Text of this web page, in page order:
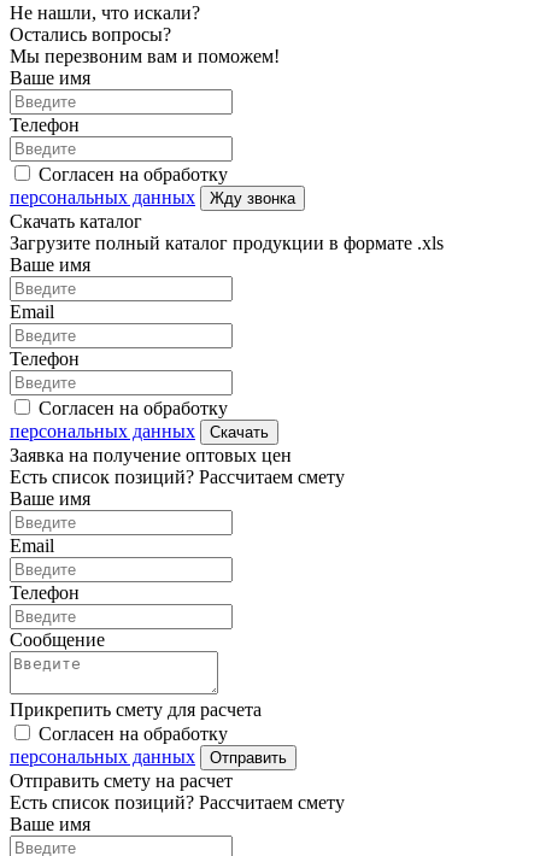
Не нашли, что искали?
Остались вопросы?
Мы перезвоним вам и поможем!
Ваше имя
Телефон
Согласен на обработку
персональных данных
Жду звонка
Скачать каталог
Загрузите полный каталог продукции в формате .xls
Ваше имя
Email
Телефон
Согласен на обработку
персональных данных
Скачать
Заявка на получение оптовых цен
Есть список позиций? Рассчитаем смету
Ваше имя
Email
Телефон
Сообщение
Прикрепить смету для расчета
Согласен на обработку
персональных данных
Отправить
Отправить смету на расчет
Есть список позиций? Рассчитаем смету
Ваше имя